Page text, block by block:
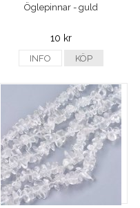
Öglepinnar - guld
10 kr
INFO KÖP